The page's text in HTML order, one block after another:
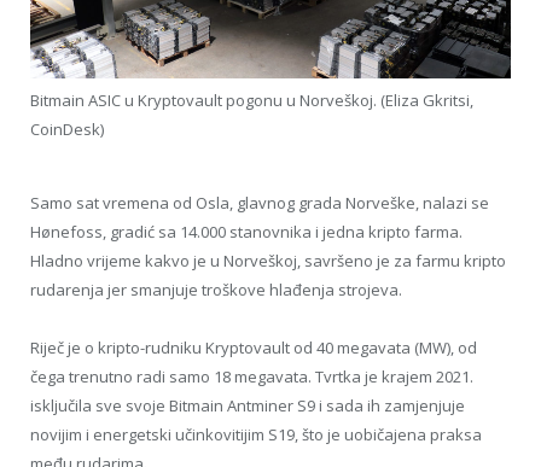
Bitmain ASIC u Kryptovault pogonu u Norveškoj. (Eliza Gkritsi,
CoinDesk)
Samo sat vremena od Osla, glavnog grada Norveške, nalazi se
Hønefoss, gradić sa 14.000 stanovnika i jedna kripto farma.
Hladno vrijeme kakvo je u Norveškoj, savršeno je za farmu kripto
rudarenja jer smanjuje troškove hlađenja strojeva.
Riječ je o kripto-rudniku Kryptovault od 40 megavata (MW), od
čega trenutno radi samo 18 megavata. Tvrtka je krajem 2021.
isključila sve svoje Bitmain Antminer S9 i sada ih zamjenjuje
novijim i energetski učinkovitijim S19, što je uobičajena praksa